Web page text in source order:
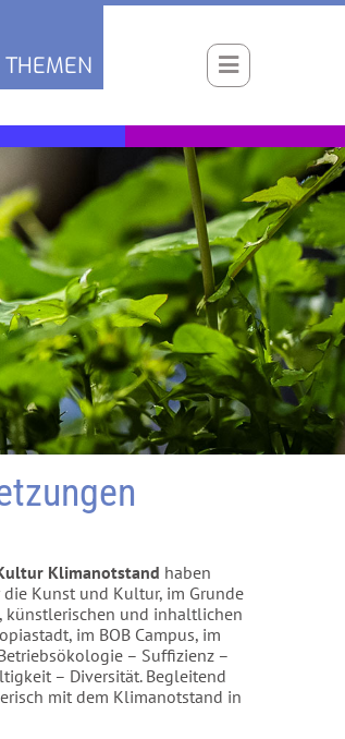
THEMEN
Klimanotstand haben
Kunst und Kultur, im Grunde
künstlerischen und inhaltlichen
im BOB Campus, im
– Suffizienz –
– Diversität. Begleitend
mit dem Klimanotstand in